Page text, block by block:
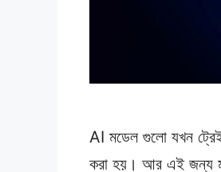
AI মডেল গুলো যখন
করা হয়। আর এই জন্য